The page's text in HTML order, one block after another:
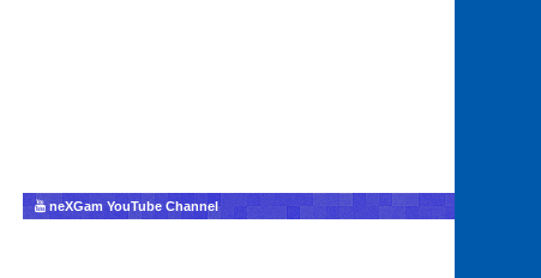
neXGam YouTube Channel